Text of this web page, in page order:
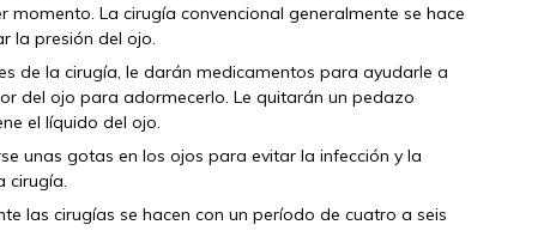
La cirugía convencional generalmente se hace
la presión del ojo.
de la cirugía, le darán medicamentos para ayudarle a
del ojo para adormecerlo. Le quitarán un pedazo
el líquido del ojo.
unas gotas en los ojos para evitar la infección y la
cirugía.
las cirugías se hacen con un período de cuatro a seis